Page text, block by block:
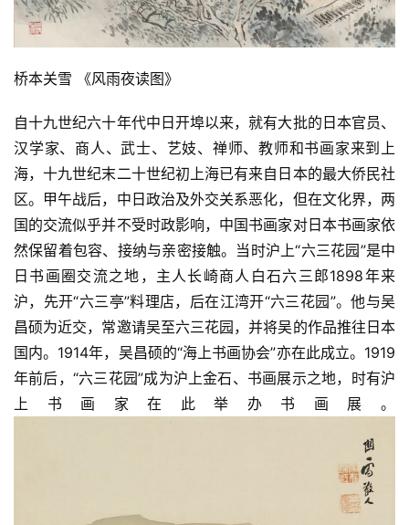
桥本关雪 《风雨夜读图》
自十九世纪六十年代中日开埠以来，就有大批的日本官员、
汉学家、商人、武士、艺妓、禅师、教师和书画家来到上
海，十九世纪末二十世纪初上海已有来自日本的最大侨民社
区。甲午战后，中日政治及外交关系恶化，但在文化界，两
国的交流似乎并不受时政影响，中国书画家对日本书画家依
然保留着包容、接纳与亲密接触。当时沪上“六三花园”是中
日书画圈交流之地，主人长崎商人白石六三郎1898年来
沪，先开“六三亭”料理店，后在江湾开“六三花园”。他与吴
昌硕为近交，常邀请吴至六三花园，并将吴的作品推往日本
国内。1914年，吴昌硕的“海上书画协会”亦在此成立。1919
年前后，“六三花园”成为沪上金石、书画展示之地，时有沪
上书画家在此举办书画展。